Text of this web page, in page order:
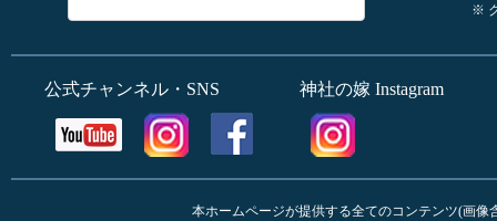
※
公式チャンネル・SNS 神社の嫁 Instagram
本ホームページが提供する全てのコンテンツ(画